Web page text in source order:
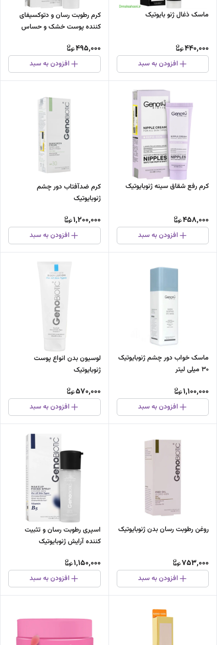
ماسک ذغال ژنو بایوتیک
440,000
افزودن به سبد
کرم رطوبت رسان و دتوکسیفای
کننده پوست خشک و حساس
495,000
افزودن به سبد
کرم رفع شقاق سینه ژنوبایوتیک
458,000
افزودن به سبد
کرم ضدآفتاب دور چشم
ژنوبایوتیک
1,200,000
افزودن به سبد
ماسک خواب دور چشم ژنوبایوتیک
30 میلی لیتر
1,100,000
افزودن به سبد
لوسیون بدن انواع پوست
ژنوبایوتیک
570,000
افزودن به سبد
روغن رطوبت رسان بدن ژنوبایوتیک
753,000
افزودن به سبد
اسپری رطوبت رسان و تثبیت
کننده آرایش ژنوبایوتیک
1,150,000
افزودن به سبد